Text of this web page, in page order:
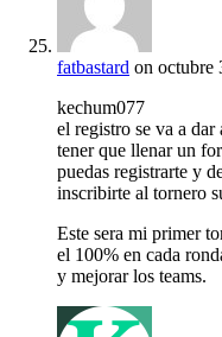
fatbastard on octubre
kechum077
el registro se va a dar
tener que llenar un
puedas registrarte y
inscribirte al tornero
Este sera mi primer
el 100% en cada
y mejorar los teams.